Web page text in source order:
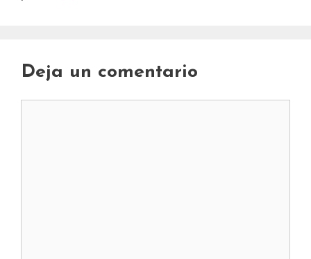
Deja un comentario